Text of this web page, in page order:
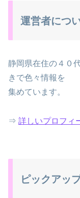
運営者につ
静岡県在住の４０
きで色々情報を
集めています。
⇒ 詳しいプロフィ
ピックアッ